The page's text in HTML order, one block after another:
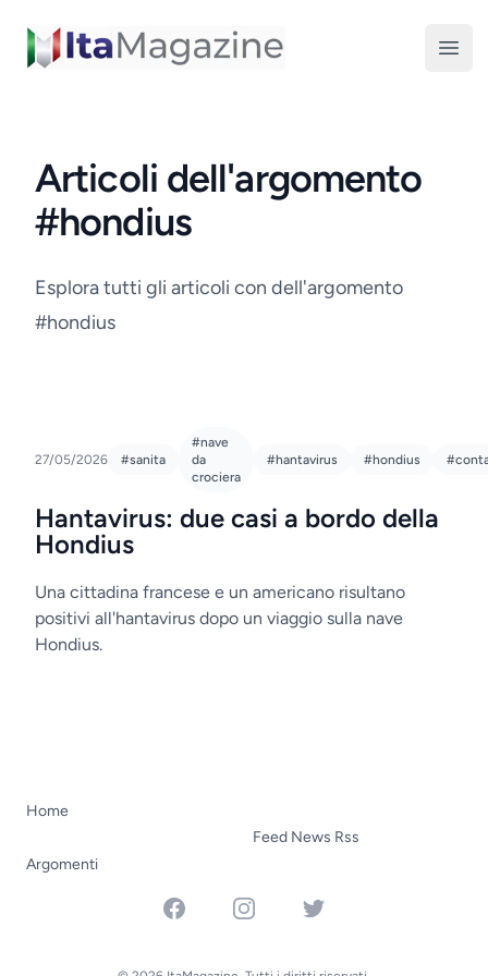
ItaMagazine
Articoli dell'argomento
#hondius
Esplora tutti gli articoli con dell'argomento
#hondius
27/05/2026 #sanita
#nave
da
crociera
#hantavirus #hondius
Hantavirus: due casi a bordo della
Hondius
Una cittadina francese e un americano risultano
positivi all'hantavirus dopo un viaggio sulla nave
Hondius.
Home
Argomenti
Feed News Rss
FacebookInstagramTwitter